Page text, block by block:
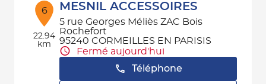
6
22.94
km
MESNIL ACCESSOIRES
5 rue Georges Méliès ZAC Bois
Rochefort
95240 CORMEILLES EN PARISIS
Fermé aujourd'hui
Téléphone